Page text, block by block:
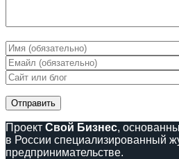
Проект Свой Бизнес,
в России специализированный
предпринимательстве.